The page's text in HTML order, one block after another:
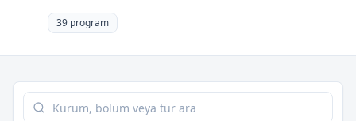
39 program
Tabloda ara